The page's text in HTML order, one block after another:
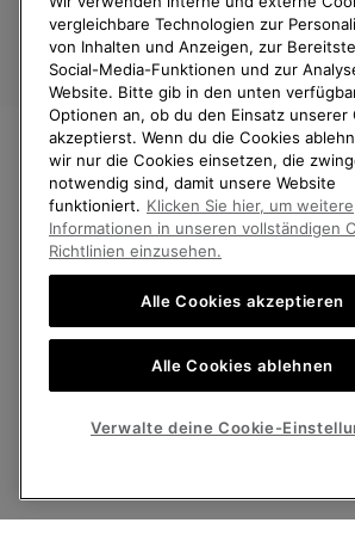
Rücksendungen
Vom Kaufvertrag zurücktreten
Bestellstatus
Versand
Zahlung
Häufig gestellte Fragen
Deutschland
SOREL. Alle Rechte vorbehalten.
vergleichbare Technologien zur
von Inhalten und Anzeigen, zur
Social-Media-Funktionen und zur
Website. Bitte gib in den unten
Optionen an, ob du den Einsatz unserer
akzeptierst. Wenn du die Cookies
wir nur die Cookies einsetzen, die
notwendig sind, damit unsere Website
funktioniert. Klicken Sie hier, um weitere
Informationen in unseren vollständigen
Richtlinien einzusehen.
Alle Cookies akzeptieren
Alle Cookies ablehnen
Verwalte deine Cookie-